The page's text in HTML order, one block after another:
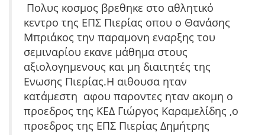
Πολυς κοσμος βρεθηκε στο αθλητικό
κεντρο της ΕΠΣ Πιερίας οπου ο Θανάσης
Μπριάκος την παραμονη εναρξης του
σεμιναρίου εκανε μάθημα στους
αξιολογημενους και μη διαιτητές της
Ενωσης Πιερίας.Η αιθουσα ηταν
κατάμεστη αφου παροντες ηταν ακομη ο
προεδρος της ΚΕΔ Γιώργος Καραμελίδης ,ο
προεδρος της ΕΠΣ Πιερίας Δημήτρης